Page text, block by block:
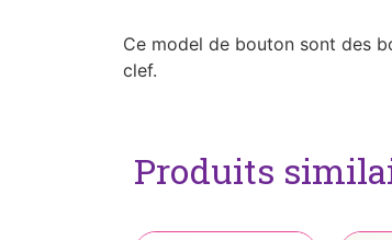
Ce model de bouton sont des
clef.
Produits